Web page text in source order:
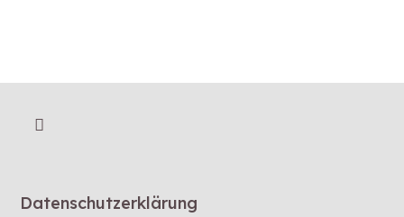
Datenschutzerklärung